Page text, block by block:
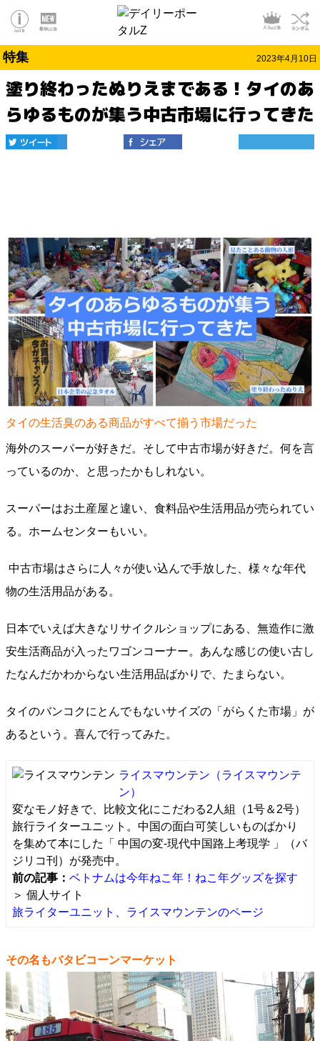
特集 2023年4月10日
塗り終わったぬりえまである！タイのあ
らゆるものが集う中古市場に行ってきた
タイの生活臭のある商品がすべて揃う市場だった
海外のスーパーが好きだ。そして中古市場が好きだ。何を言
っているのか、と思ったかもしれない。
スーパーはお土産屋と違い、食料品や生活用品が売られてい
る。ホームセンターもいい。
中古市場はさらに人々が使い込んで手放した、様々な年代
物の生活用品がある。
日本でいえば大きなリサイクルショップにある、無造作に激
安生活商品が入ったワゴンコーナー。あんな感じの使い古し
たなんだかわからない生活用品ばかりで、たまらない。
タイのバンコクにとんでもないサイズの「がらくた市場」が
あるという。喜んで行ってみた。
ライスマウンテン （ライスマウンテ
ン）
変なモノ好きで、比較文化にこだわる2人組（1号＆2号）
旅行ライターユニット。中国の面白可笑しいものばかり
を集めて本にした「 中国の変-現代中国路上考現学 」（バ
ジリコ刊）が発売中。
前の記事： ベトナムは今年ねこ年！ねこ年グッズを探す
＞ 個人サイト
旅ライターユニット、ライスマウンテンのページ
その名もバタビコーンマーケット